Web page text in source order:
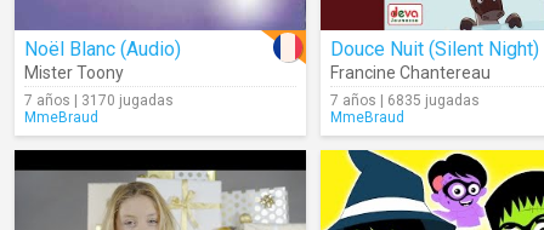
Noël Blanc (Audio)
Mister Toony
7 años | 3170 jugadas
MmeBraud
Douce Nuit (Silent Night)
Francine Chantereau
7 años | 6835 jugadas
MmeBraud